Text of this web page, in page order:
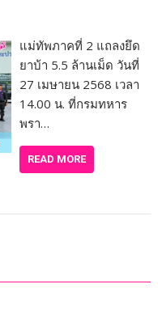
แม่ทัพภาคที่ 2 แถลงยึด
ยาบ้า 5.5 ล้านเม็ด วันที่
27 เมษายน 2568 เวลา
14.00 น. ที่กรมทหาร
พรา…
READ MORE